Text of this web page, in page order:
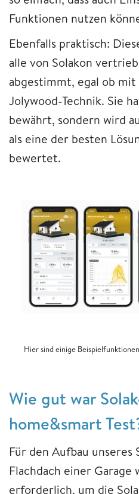
Funktionen nutzen
Ebenfalls praktisch:
alle von Solakon
abgestimmt, egal ob
Jolywood-Technik. Sie
bewährt, sondern wird
als eine der besten
bewertet.
Hier sind einige
Wie gut war
home&smart
Für den Aufbau
Flachdach einer Garage
erforderlich, um die